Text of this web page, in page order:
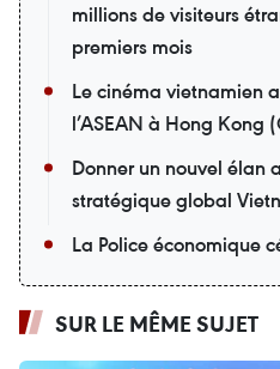
millions de visiteurs
premiers mois
Le cinéma vietnamien
l’ASEAN à Hong Kong
Donner un nouvel élan
stratégique global
La Police économique
SUR LE MÊME SUJET